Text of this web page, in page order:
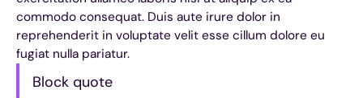
commodo consequat. Duis aute irure dolor in
reprehenderit in voluptate velit esse cillum dolore eu
fugiat nulla pariatur.
Block quote